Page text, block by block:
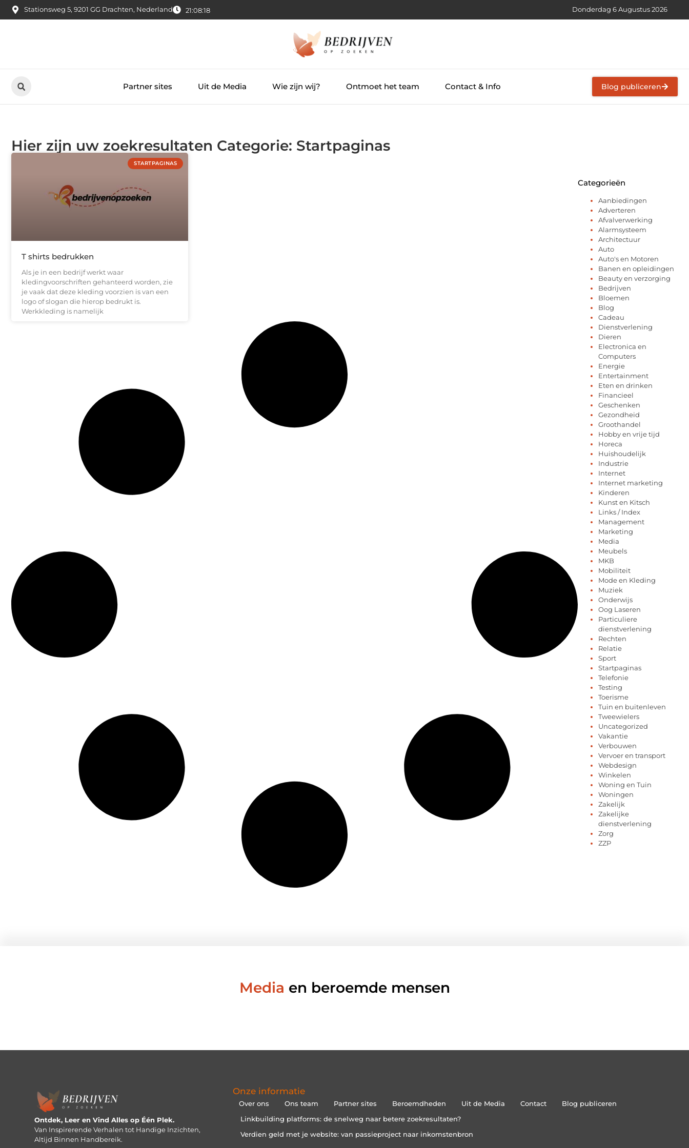
Stationsweg 5, 9201 GG Drachten, Nederland 21:08:18 Donderdag 6 Augustus 2026
Partner sites Uit de Media Wie zijn wij? Ontmoet het team Contact & Info Blog publiceren
Hier zijn uw zoekresultaten Categorie: Startpaginas
STARTPAGINAS
T shirts bedrukken
Als je in een bedrijf werkt waar
kledingvoorschriften gehanteerd worden, zie
je vaak dat deze kleding voorzien is van een
logo of slogan die hierop bedrukt is.
Werkkleding is namelijk
Categorieën
Aanbiedingen
Adverteren
Afvalverwerking
Alarmsysteem
Architectuur
Auto
Auto's en Motoren
Banen en opleidingen
Beauty en verzorging
Bedrijven
Bloemen
Blog
Cadeau
Dienstverlening
Dieren
Electronica en
Computers
Energie
Entertainment
Eten en drinken
Financieel
Geschenken
Gezondheid
Groothandel
Hobby en vrije tijd
Horeca
Huishoudelijk
Industrie
Internet
Internet marketing
Kinderen
Kunst en Kitsch
Links / Index
Management
Marketing
Media
Meubels
MKB
Mobiliteit
Mode en Kleding
Muziek
Onderwijs
Oog Laseren
Particuliere
dienstverlening
Rechten
Relatie
Sport
Startpaginas
Telefonie
Testing
Toerisme
Tuin en buitenleven
Tweewielers
Uncategorized
Vakantie
Verbouwen
Vervoer en transport
Webdesign
Winkelen
Woning en Tuin
Woningen
Zakelijk
Zakelijke
dienstverlening
Zorg
ZZP
Media en beroemde mensen
Ontdek, Leer en Vind Alles op Één Plek.
Van Inspirerende Verhalen tot Handige Inzichten,
Altijd Binnen Handbereik.
Onze informatie
Over ons Ons team Partner sites Beroemdheden Uit de Media Contact
Blog publiceren
Linkbuilding platforms: de snelweg naar betere zoekresultaten?
Verdien geld met je website: van passieproject naar inkomstenbron